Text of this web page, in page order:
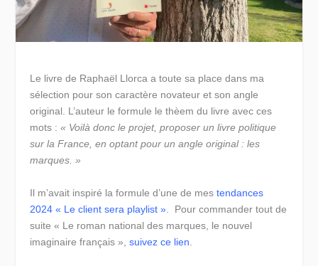
Le livre de Raphaël Llorca a toute sa place dans ma
sélection pour son caractère novateur et son angle
original. L’auteur le formule le thèem du livre avec ces
mots :« Voilà donc le projet, proposer un livre politique
sur la France, en optant pour un angle original : les
marques. »
Il m’avait inspiré la formule d’une de mestendances
2024 « Le client sera playlist » . Pour commander tout de
suite « Le roman national des marques, le nouvel
imaginaire français », suivez ce lien